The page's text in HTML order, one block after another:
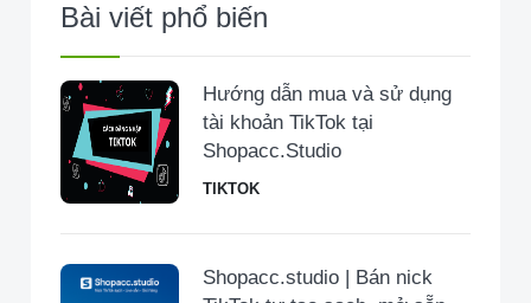
Bài viết phổ biến
Hướng dẫn mua và sử dụng
tài khoản TikTok tại
Shopacc.Studio
TIKTOK
Shopacc.studio | Bán nick